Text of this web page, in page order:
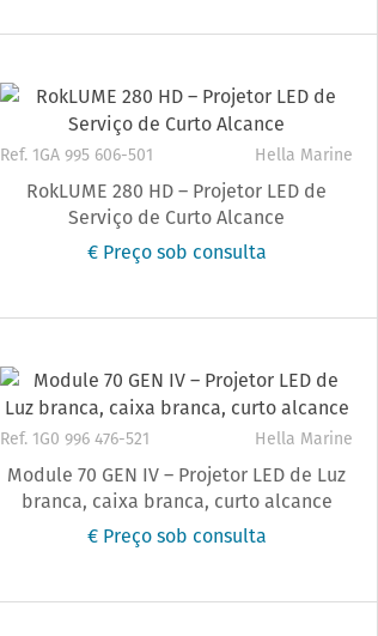
Ref. 1GA 995 606-501 Hella Marine
RokLUME 280 HD – Projetor LED de
Serviço de Curto Alcance
€ Preço sob consulta
Ref. 1G0 996 476-521 Hella Marine
Module 70 GEN IV – Projetor LED de Luz
branca, caixa branca, curto alcance
€ Preço sob consulta